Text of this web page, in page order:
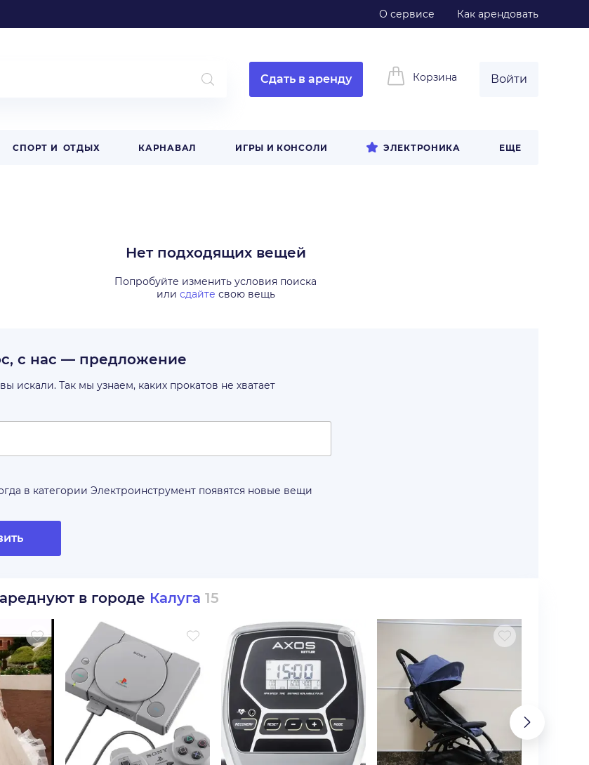
О сервисе Как арендовать
Сдать в аренду Корзина Войти
СПОРТ И ОТДЫХ КАРНАВАЛ ИГРЫ И КОНСОЛИ ЭЛЕКТРОНИКА ЕЩЕ
Нет подходящих вещей
Попробуйте изменить условия поиска
или сдайте свою вещь
с нас — предложение
искали. Так мы узнаем, каких прокатов не хватает
в категории Электроинструмент появятся новые вещи
в городе Калуга 15